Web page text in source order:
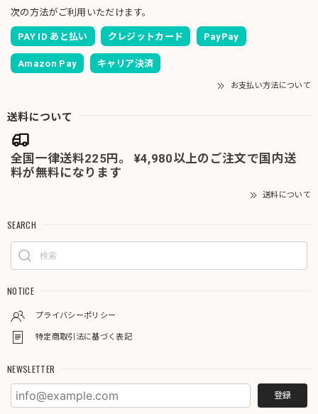
次の方法がご利用いただけます。
PAY ID あと払い クレジットカード PayPay
Amazon Pay キャリア決済
お支払い方法について
送料について
全国一律送料225円。 ¥4,980以上のご注文で国内送
料が無料になります
送料について
SEARCH
NOTICE
プライバシーポリシー
特定商取引法に基づく表記
NEWSLETTER
登録